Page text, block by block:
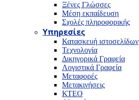
Ξένες Γλώσσες
Μέση εκπαίδευση
Σχολές πληροφορικής
Υπηρεσίες
Κατασκευή ιστοσελίδων
Τεχνολογία
Δικηγορικά Γραφεία
Λογιστικά Γραφεία
Μεταφορές
Μετακινήσεις
ΚΤΕΟ